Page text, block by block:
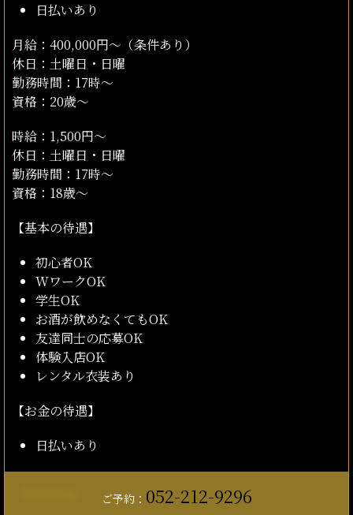
ご予約： 052-212-9296
日払いあり
月給：400,000円～（条件あり）
休日：土曜日・日曜
勤務時間：17時～
資格：20歳～
時給：1,500円〜
休日：土曜日・日曜
勤務時間：17時～
資格：18歳～
【基本の待遇】
初心者OK
WワークOK
学生OK
お酒が飲めなくてもOK
友達同士の応募OK
体験入店OK
レンタル衣装あり
【お金の待遇】
日払いあり